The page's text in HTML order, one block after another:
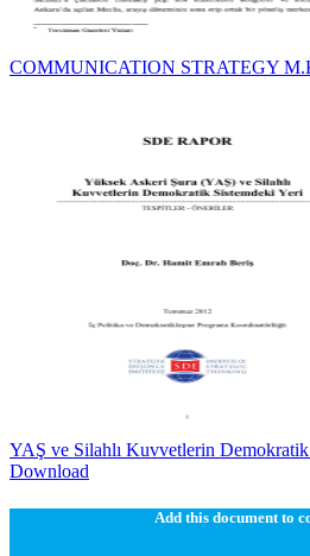
COMMUNICATION STRATEGY
YAŞ ve Silahlı Kuvvetlerin
Download
Add this document to